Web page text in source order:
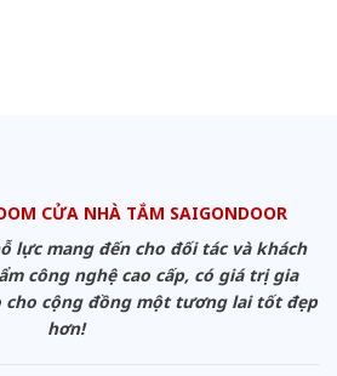
CỬA NHÀ TẮM SAIGONDOOR
lực mang đến cho đối tác và khách
công nghệ cao cấp, có giá trị gia
cho cộng đồng một tương lai tốt đẹp
hơn!